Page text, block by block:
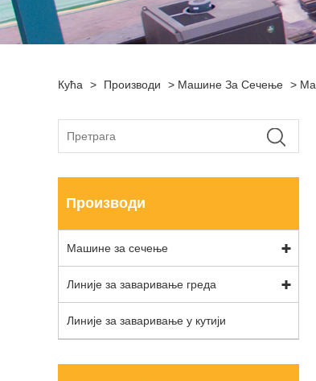
Кућа > Производи > Машине За Сечење >
Производи
Машине за сечење
Линије за заваривање греда
Линије за заваривање у кутији